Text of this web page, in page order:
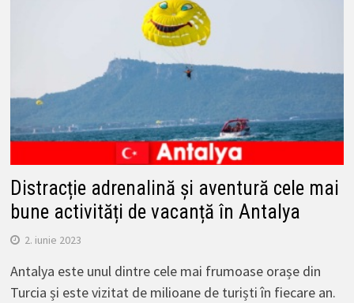
Distracție adrenalină și aventură cele mai
bune activități de vacanță în Antalya
2. iunie 2023
Antalya este unul dintre cele mai frumoase orașe din
Turcia și este vizitat de milioane de turiști în fiecare an.